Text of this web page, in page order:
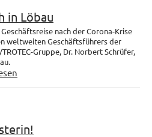
in Löbau
nach der Corona-Krise
weltweiten Geschäftsführers der
TROTEC-Gruppe, Dr. Norbert Schrüfer,